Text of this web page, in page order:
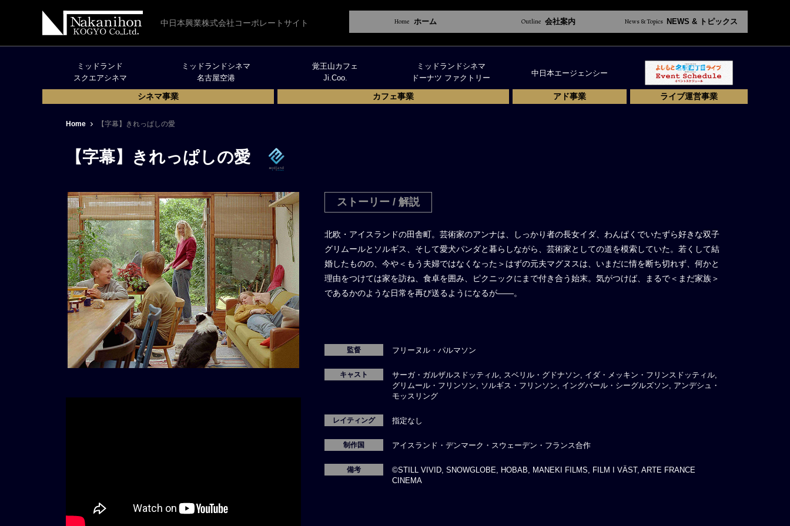
中日本興業株式会社コーポレートサイト Home ホーム Outline 会社案内 News & Topics NEWS & トピックス
ミッドランド
スクエアシネマ
ミッドランドシネマ
名古屋空港
シネマ事業
覚王山カフェ
Ji.Coo.
ミッドランドシネマ
ドーナツ ファクトリー
カフェ事業
中日本エージェンシー
アド事業 ライブ運営事業
Home 【字幕】きれっぱしの愛
【字幕】きれっぱしの愛
ストーリー / 解説
北欧・アイスランドの田舎町。芸術家のアンナは、しっかり者の長女イダ、わんぱくでいたずら好きな双子
グリムールとソルギス、そして愛犬パンダと暮らしながら、芸術家としての道を模索していた。若くして結
婚したものの、今や＜もう夫婦ではなくなった＞はずの元夫マグヌスは、いまだに情を断ち切れず、何かと
理由をつけては家を訪ね、食卓を囲み、ピクニックにまで付き合う始末。気がつけば、まるで＜まだ家族＞
であるかのような日常を再び送るようになるが――。
監督 フリーヌル・パルマソン
キャスト
サーガ・ガルザルスドッティル, スベリル・グドナソン, イダ・メッキン・フリンスドッティル,
グリムール・フリンソン, ソルギス・フリンソン, イングバール・シーグルズソン, アンデシュ・
モッスリング
レイティング 指定なし
制作国 アイスランド・デンマーク・スウェーデン・フランス合作
備考
©STILL VIVID, SNOWGLOBE, HOBAB, MANEKI FILMS, FILM I VÄST, ARTE FRANCE
CINEMA